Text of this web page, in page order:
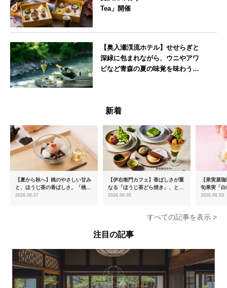
Tea」開催
【奥入瀬渓流ホテル】せせらぎと
深緑に包まれながら、ウニやアワ
ビなど青森の夏の味覚を味わうフ
新着
【夏から秋へ】桃のやさしい甘み
と、ほうじ茶の香ばしさ。「桃と
ほうじ茶のあんみつ」を8月中旬
2026.08.07
【伊右衛門カフェ】香ばしさが重
なる「ほうじ茶どら焼き」、とろ
ける「宇治抹茶ティラミス」が新
2026.08.05
【果実屋
旬果実「
限定販売
2026.08.03
すべての記事を表示 >
注目の記事